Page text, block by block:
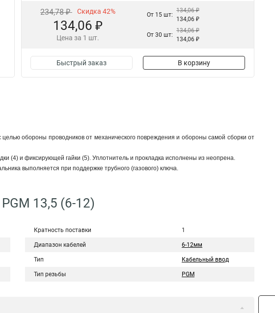
234,78 ₽ Скидка 42%
134,06 ₽
Цена за 1 шт.
От 15 шт:
134,06 ₽
134,06 ₽
От 30 шт:
134,06 ₽
134,06 ₽
Быстрый заказ В корзину
обороны проводников от механического повреждения и обороны самой сборки от
(4) и фиксирующей гайки (5). Уплотнитель и прокладка исполнены из неопрена.
выполняется при поддержке трубного (газового) ключа.
13,5 (6-12)
Кратность поставки 1
Диапазон кабелей 6-12мм
Тип Кабельный ввод
Тип резьбы PGM